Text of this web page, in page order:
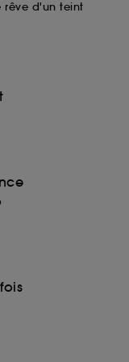
d'un teint
Si vous
les cookies